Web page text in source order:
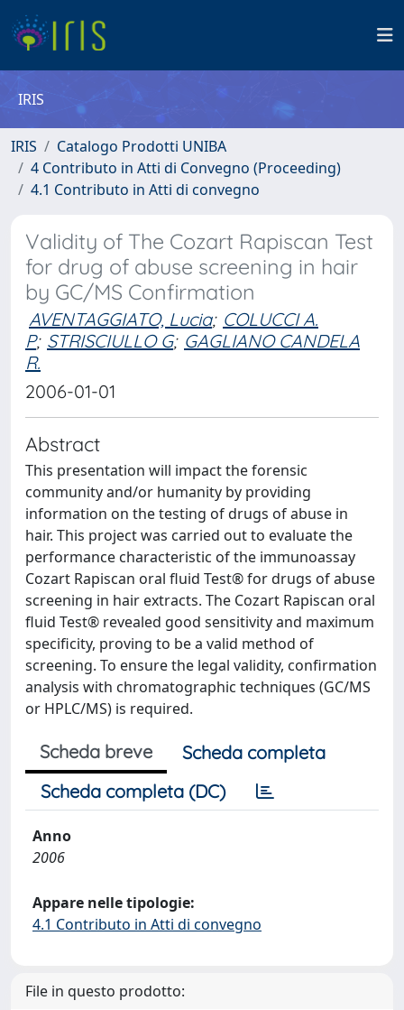
IRIS
IRIS
Catalogo Prodotti UNIBA
4 Contributo in Atti di Convegno (Proceeding)
4.1 Contributo in Atti di convegno
Validity of The Cozart Rapiscan Test
for drug of abuse screening in hair
by GC/MS Confirmation
AVENTAGGIATO, Lucia; COLUCCI A.
P; STRISCIULLO G; GAGLIANO CANDELA
R.
2006-01-01
Abstract
This presentation will impact the forensic
community and/or humanity by providing
information on the testing of drugs of abuse in
hair. This project was carried out to evaluate the
performance characteristic of the immunoassay
Cozart Rapiscan oral fluid Test® for drugs of abuse
screening in hair extracts. The Cozart Rapiscan oral
fluid Test® revealed good sensitivity and maximum
specificity, proving to be a valid method of
screening. To ensure the legal validity, confirmation
analysis with chromatographic techniques (GC/MS
or HPLC/MS) is required.
Scheda breve
Scheda completa
Scheda completa (DC)
Anno
2006
Appare nelle tipologie:
4.1 Contributo in Atti di convegno
File in questo prodotto: